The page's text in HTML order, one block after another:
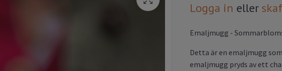
Logga in eller
Emaljmugg -
Detta är en emaljmugg
emaljmugg pryds av ett